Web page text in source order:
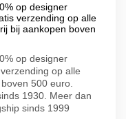
op designer
verzending op alle
bij aankopen boven
op designer
op alle
500 euro.
1930. Meer dan
sinds 1999